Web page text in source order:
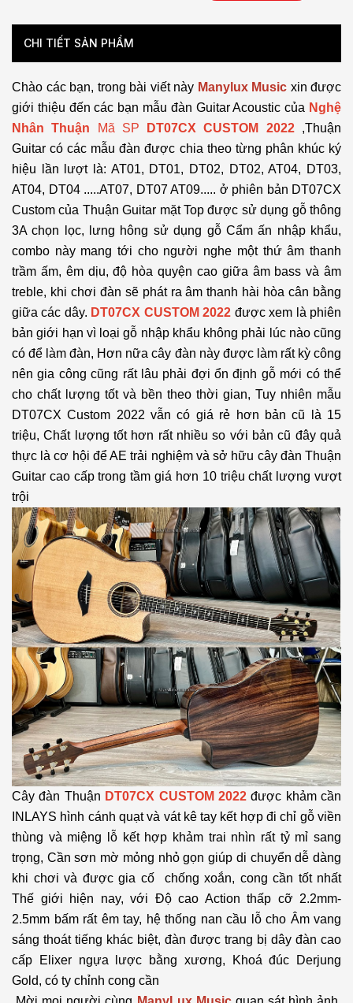
CHI TIẾT SẢN PHẨM
Chào các bạn, trong bài viết này Manylux Music xin được
giới thiệu đến các bạn mẫu đàn Guitar Acoustic của Nghệ
Nhân Thuận
Mã SP DT07CX CUSTOM 2022,Thuận
Guitar có các mẫu đàn được chia theo từng phân khúc ký
hiệu lần lượt là: AT01, DT01, DT02, DT02, AT04, DT03,
AT04, DT04 .....AT07, DT07 AT09..... ở phiên bản DT07CX
Custom của Thuận Guitar mặt Top được sử dụng gỗ thông
3A chọn lọc, lưng hông sử dụng gỗ Cẩm ấn nhập khẩu,
combo này mang tới cho người nghe một thứ âm thanh
trầm ấm, êm dịu, độ hòa quyện cao giữa âm bass và âm
treble, khi chơi đàn sẽ phát ra âm thanh hài hòa cân bằng
giữa các dây. DT07CX CUSTOM 2022 được xem là phiên
bản giới hạn vì loại gỗ nhập khẩu không phải lúc nào cũng
có để làm đàn, Hơn nữa cây đàn này được làm rất kỳ công
nên gia công cũng rất lâu phải đợi ổn định gỗ mới có thể
cho chất lượng tốt và bền theo thời gian, Tuy nhiên mẫu
DT07CX Custom 2022 vẫn có giá rẻ hơn bản cũ là 15
triệu, Chất lượng tốt hơn rất nhiều so với bản cũ đây quả
thực là cơ hội để AE trải nghiệm và sở hữu cây đàn Thuận
Guitar cao cấp trong tầm giá hơn 10 triệu chất lượng vượt
trội
Cây đàn Thuận DT07CX CUSTOM 2022được khảm cần
INLAYS hình cánh quạt và vát kê tay kết hợp đi chỉ gỗ viền
thùng và miệng lỗ kết hợp khảm trai nhìn rất tỷ mỉ sang
trọng, Cần sơn mờ mỏng nhỏ gọn giúp di chuyển dễ dàng
khi chơi và được gia cố chống xoắn, cong cần tốt nhất
Thế giới hiện nay, với Độ cao Action thấp cỡ 2.2mm-
2.5mm bấm rất êm tay, hệ thống nan cầu lỗ cho Âm vang
sáng thoát tiếng khác biệt, đàn được trang bị dây đàn cao
cấp Elixer ngựa lược bằng xương, Khoá đúc Derjung
Gold, có ty chỉnh cong cần